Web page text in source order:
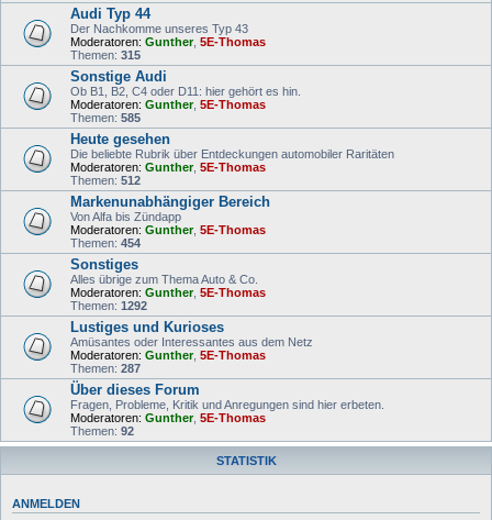
Audi Typ 44
Der Nachkomme unseres Typ 43
Moderatoren: Gunther, 5E-Thomas
Themen: 315
Sonstige Audi
Ob B1, B2, C4 oder D11: hier gehört es hin.
Moderatoren: Gunther, 5E-Thomas
Themen: 585
Heute gesehen
Die beliebte Rubrik über Entdeckungen automobiler Raritäten
Moderatoren: Gunther, 5E-Thomas
Themen: 512
Markenunabhängiger Bereich
Von Alfa bis Zündapp
Moderatoren: Gunther, 5E-Thomas
Themen: 454
Sonstiges
Alles übrige zum Thema Auto & Co.
Moderatoren: Gunther, 5E-Thomas
Themen: 1292
Lustiges und Kurioses
Amüsantes oder Interessantes aus dem Netz
Moderatoren: Gunther, 5E-Thomas
Themen: 287
Über dieses Forum
Fragen, Probleme, Kritik und Anregungen sind hier erbeten.
Moderatoren: Gunther, 5E-Thomas
Themen: 92
STATISTIK
ANMELDEN